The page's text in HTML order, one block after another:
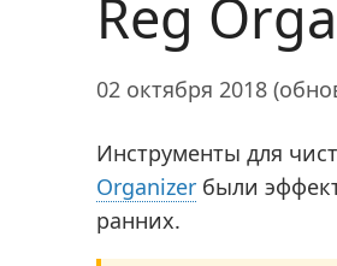
Reg
02 октября 2018
Инструменты для
Organizer были
ранних.